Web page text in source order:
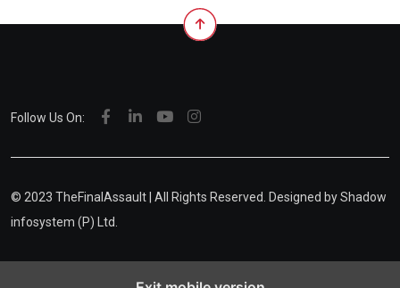
Follow Us On:
© 2023 TheFinalAssault | All Rights Reserved. Designed byShadow
infosystem (P) Ltd.